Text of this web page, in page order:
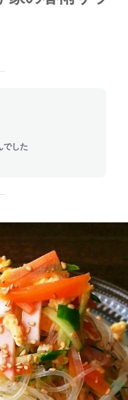
でした